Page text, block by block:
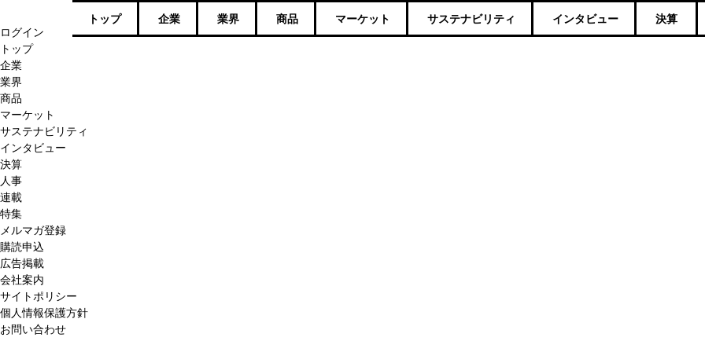
ログイン
トップ
企業
業界
商品
マーケット
サステナビリティ
インタビュー
決算
人事
連載
特集
メルマガ登録
購読申込
広告掲載
会社案内
サイトポリシー
個人情報保護方針
お問い合わせ
トップ 企業 業界 商品 マーケット サステナビリティ インタビュー 決算